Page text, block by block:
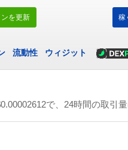
ンを更新 稼
流動性 ウィジット
で、24時間の取引